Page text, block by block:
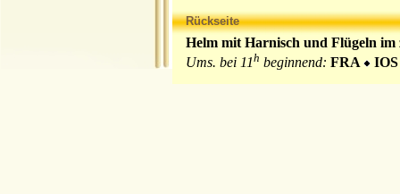
Rückseite
Helm mit Harnisch und Flügeln im
Ums. bei 11h beginnend: FRA